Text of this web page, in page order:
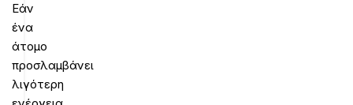
Εάν
ένα
άτομο
προσλαμβάνει
λιγότερη